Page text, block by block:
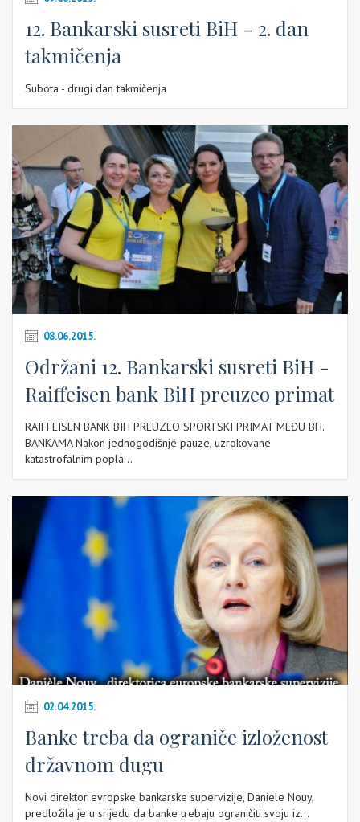
12. Bankarski susreti BiH - 2. dan
takmičenja
Subota - drugi dan takmičenja
08.06.2015.
Održani 12. Bankarski susreti BiH -
Raiffeisen bank BiH preuzeo primat
RAIFFEISEN BANK BIH PREUZEO SPORTSKI PRIMAT MEĐU BH.
BANKAMA Nakon jednogodišnje pauze, uzrokovane
katastrofalnim popla...
02.04.2015.
Banke treba da ograniče izloženost
državnom dugu
Novi direktor evropske bankarske supervizije, Daniele Nouy,
predložila je u srijedu da banke trebaju ograničiti svoju iz...